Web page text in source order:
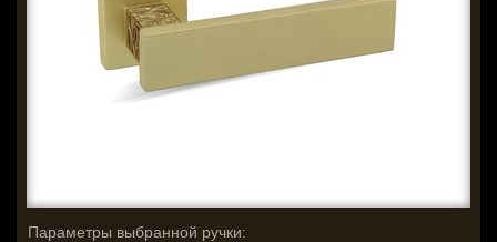
Параметры выбранной ручки: